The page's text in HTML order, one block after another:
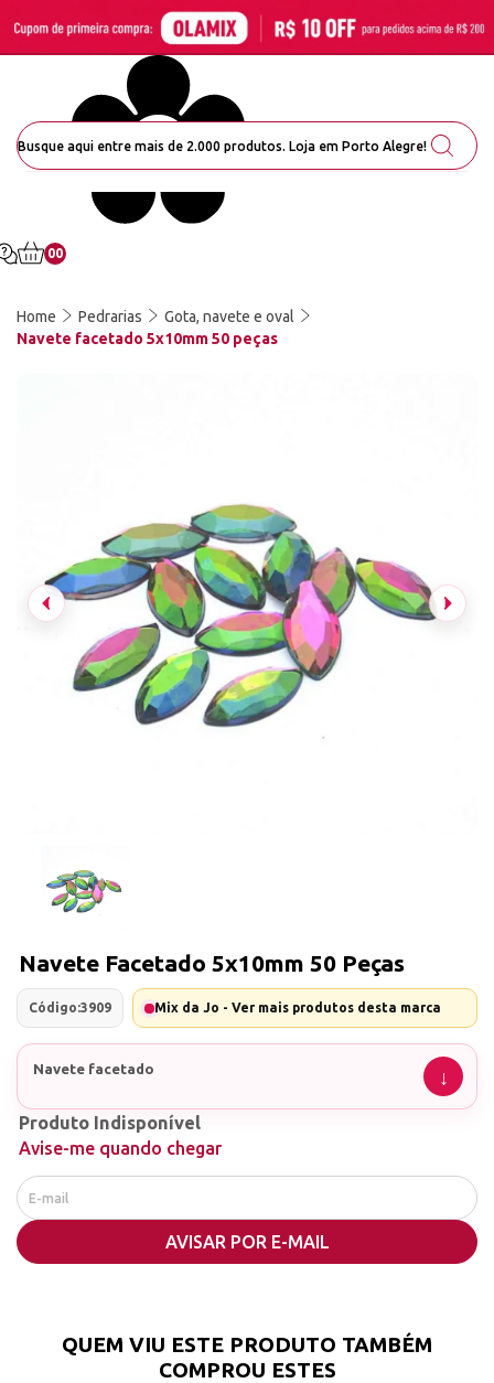
00
Home Pedrarias
Gota, navete e oval
Navete facetado 5x10mm 50 peças
Navete Facetado 5x10mm 50 Peças
Código:3909 Mix da Jo - Ver mais produtos desta marca
Navete facetado
Produto Indisponível
Avise-me quando chegar
AVISAR POR E-MAIL
QUEM VIU ESTE PRODUTO TAMBÉM
COMPROU ESTES